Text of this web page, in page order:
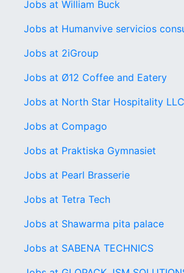
Jobs at William Buck
Jobs at Humanvive servicios
Jobs at 2iGroup
Jobs at Ø12 Coffee and Eatery
Jobs at North Star Hospitality LLC
Jobs at Compago
Jobs at Praktiska Gymnasiet
Jobs at Pearl Brasserie
Jobs at Tetra Tech
Jobs at Shawarma pita palace
Jobs at SABENA TECHNICS